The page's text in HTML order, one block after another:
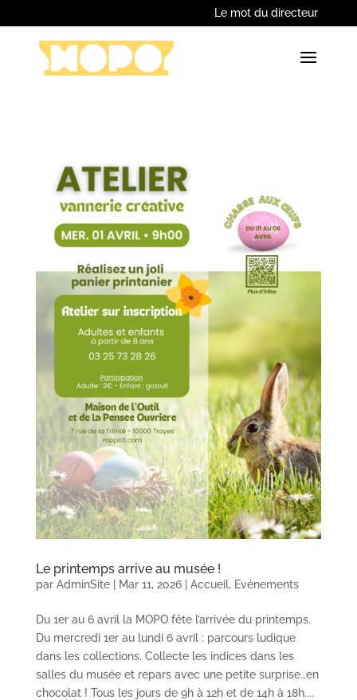
Le mot du directeur
Le printemps arrive au musée !
par AdminSite| Mar 11, 2026| Accueil, Evénements
Du 1er au 6 avril la MOPO fête l’arrivée du printemps.
Du mercredi 1er au lundi 6 avril : parcours ludique
dans les collections. Collecte les indices dans les
salles du musée et repars avec une petite surprise…en
chocolat ! Tous les jours de 9h à 12h et de 14h à 18h....